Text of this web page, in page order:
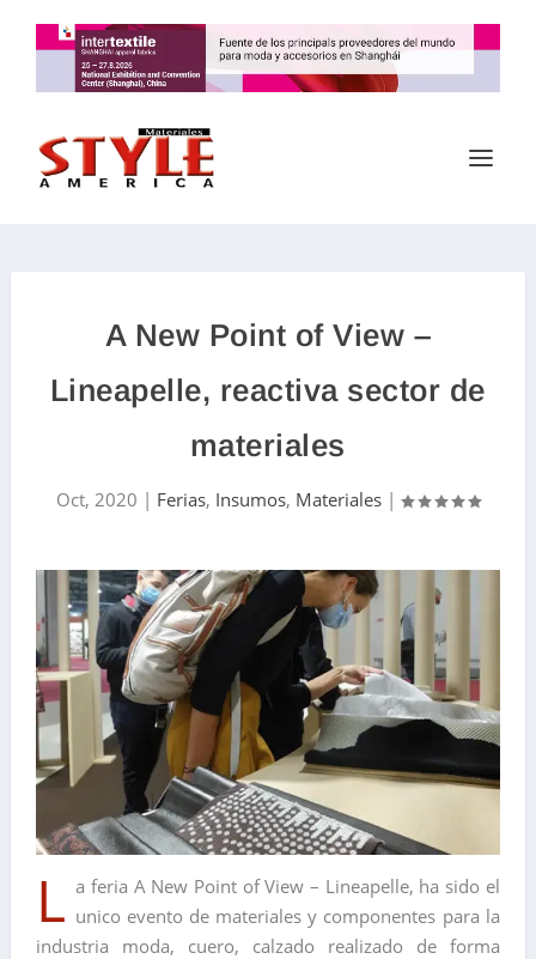
A New Point of View –
Lineapelle, reactiva sector de
materiales
Oct, 2020 | Ferias, Insumos, Materiales|
L a feria A New Point of View – Lineapelle, ha sido el
unico evento de materiales y componentes para la
industria moda, cuero, calzado realizado de forma